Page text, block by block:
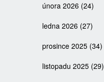
února 2026 (24)
ledna 2026 (27)
prosince 2025 (34)
listopadu 2025 (29)